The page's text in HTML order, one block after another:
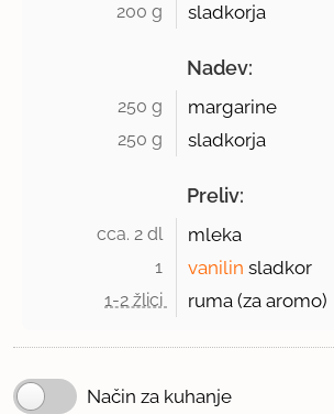
200 g sladkorja
Nadev:
250 g margarine
250 g sladkorja
Preliv:
cca. 2 dl mleka
1 vanilin sladkor
1-2 žlici ruma (za aromo)
Način za kuhanje